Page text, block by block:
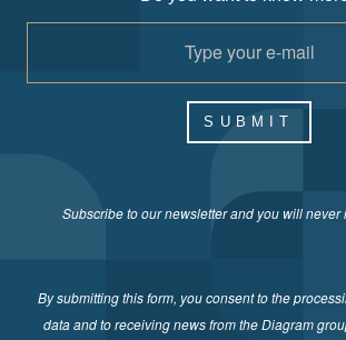
SUBMIT
Subscribe to our newsletter and you will never
By submitting this form, you consent to the
data and to receiving news from the Diagram